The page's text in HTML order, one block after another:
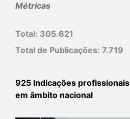
Métricas
Total: 305.621
Total de Publicações: 7.719
925 Indicações profissionais
em âmbito nacional